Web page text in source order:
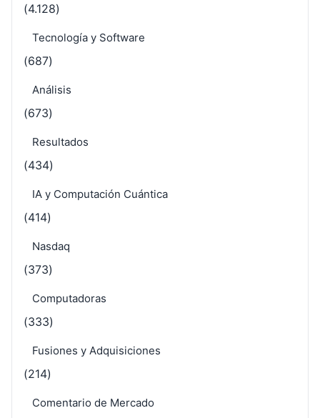
(4.128)
Tecnología y Software
(687)
Análisis
(673)
Resultados
(434)
IA y Computación Cuántica
(414)
Nasdaq
(373)
Computadoras
(333)
Fusiones y Adquisiciones
(214)
Comentario de Mercado